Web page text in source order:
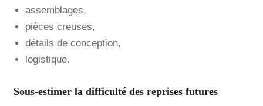
assemblages,
pièces creuses,
détails de conception,
logistique.
Sous-estimer la difficulté des reprises futures